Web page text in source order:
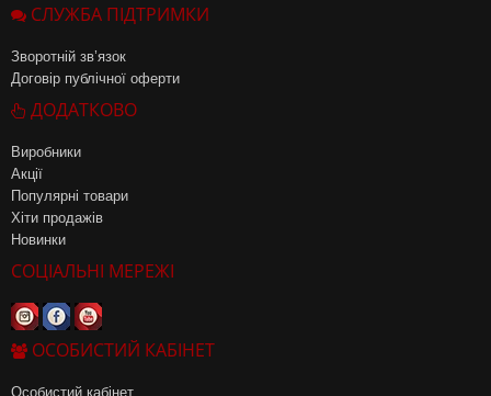
СЛУЖБА ПІДТРИМКИ
Зворотній зв’язок
Договір публічної оферти
ДОДАТКОВО
Виробники
Акції
Популярні товари
Хіти продажів
Новинки
СОЦІАЛЬНІ МЕРЕЖІ
ОСОБИСТИЙ КАБІНЕТ
Особистий кабінет